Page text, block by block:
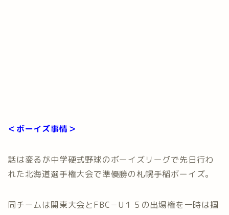
＜ボーイズ事情＞
話は変るが中学硬式野球のボーイズリーグで先日行わ
れた北海道選手権大会で準優勝の札幌手稲ボーイズ。
同チームは関東大会とFBC－U１５の出場権を一時は掴